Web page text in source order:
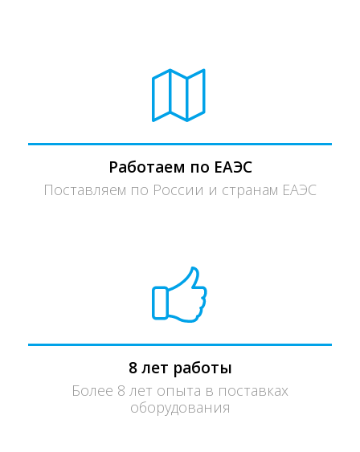
Работаем по ЕАЭС
Поставляем по России и странам ЕАЭС
8 лет работы
Более 8 лет опыта в поставках
оборудования